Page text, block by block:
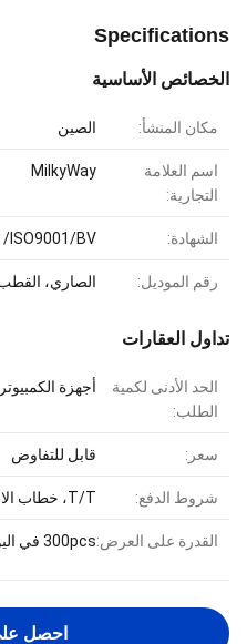
Specifications
الخصائص الأساسية
مكان المنشأ: الصين
اسم العلامة
التجارية:
MilkyWay
الشهادة: ISO9001/BV/
رقم الموديل: الصاري،
تداول العقارات
الحد الأدنى لكمية
الطلب:
أجهزة الكمبيوتر 1
سعر: قابل للتفاوض
شروط الدفع: T/T، خطاب الاعتماد في الأفق
القدرة على العرض:300pcs في اليوم الواحد
احصل